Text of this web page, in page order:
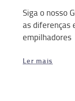
Siga o nosso
as diferenças
empilhadores
Ler mais